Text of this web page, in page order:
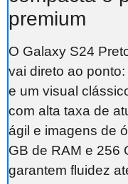
premium
O Galaxy S24
vai direto ao
e um visual
com alta taxa de
ágil e imagens de
GB de RAM e 256
garantem fluidez